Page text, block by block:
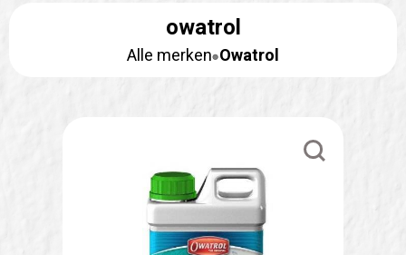
owatrol
Alle merken Owatrol